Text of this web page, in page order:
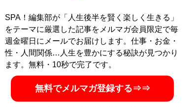
記事一覧へ
SPA！編集部が「人生後半を賢く楽しく生きる」
をテーマに厳選した記事をメルマガ会員限定で毎
週金曜日にメールでお届けします。仕事・お金・
性・人間関係…人生を豊かにする秘訣が見つかり
ます。無料・10秒で完了です。
無料でメルマガ登録する⇒⇒